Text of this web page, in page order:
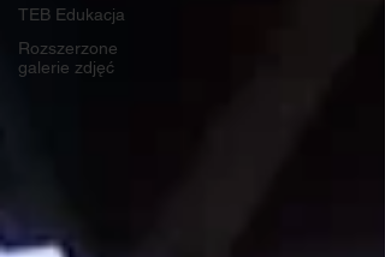
TEB Edukacja
Rozszerzone
galerie zdjęć